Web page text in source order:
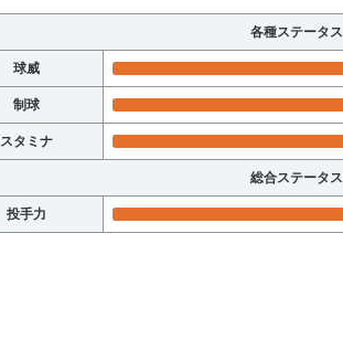
各種ステータス
球威
制球
スタミナ
総合ステータス
投手力